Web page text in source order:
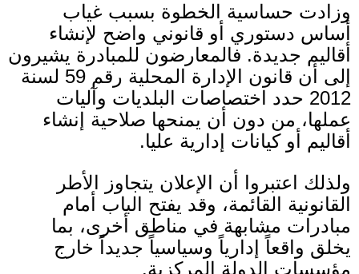
وزادت حساسية الخطوة بسبب غياب
أساس دستوري أو قانوني واضح لإنشاء
أقاليم جديدة. فالمعارضون للمبادرة يشيرون
إلى أن قانون الإدارة المحلية رقم 59 لسنة
2012 حدد اختصاصات البلديات وآليات
عملها، من دون أن يمنحها صلاحية إنشاء
أقاليم أو كيانات إدارية عليا.
ولذلك اعتبروا أن الإعلان يتجاوز الأطر
القانونية القائمة، وقد يفتح الباب أمام
مبادرات مشابهة في مناطق أخرى، بما
يخلق واقعاً إدارياً وسياسياً جديداً خارج
مؤسسات الدولة المركزية.